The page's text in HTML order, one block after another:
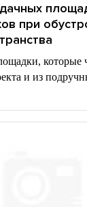
при
которые
и из